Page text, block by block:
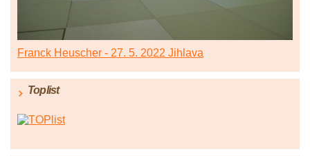
Franck Heuscher - 27. 5. 2022 Jihlava
Toplist